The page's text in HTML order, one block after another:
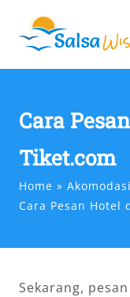
content
Cara
Tiket.com
Home Akomodasi
Cara Pesan Hotel
Sekarang,